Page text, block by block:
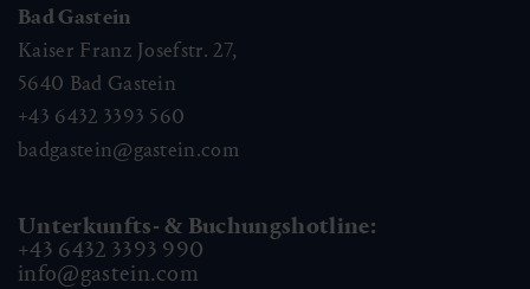
Bad Gastein
Kaiser Franz Josefstr. 27,
5640 Bad Gastein
+43 6432 3393 560
badgastein@gastein.com
Unterkunfts- & Buchungshotline:
+43 6432 3393 990
info@gastein.com